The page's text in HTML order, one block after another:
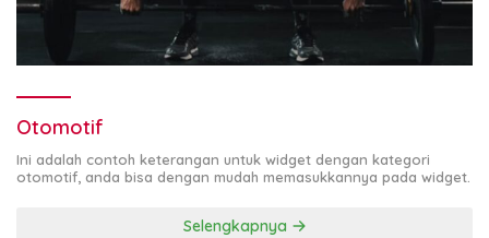
Otomotif
Ini adalah contoh keterangan untuk widget dengan kategori
otomotif, anda bisa dengan mudah memasukkannya pada widget.
Selengkapnya